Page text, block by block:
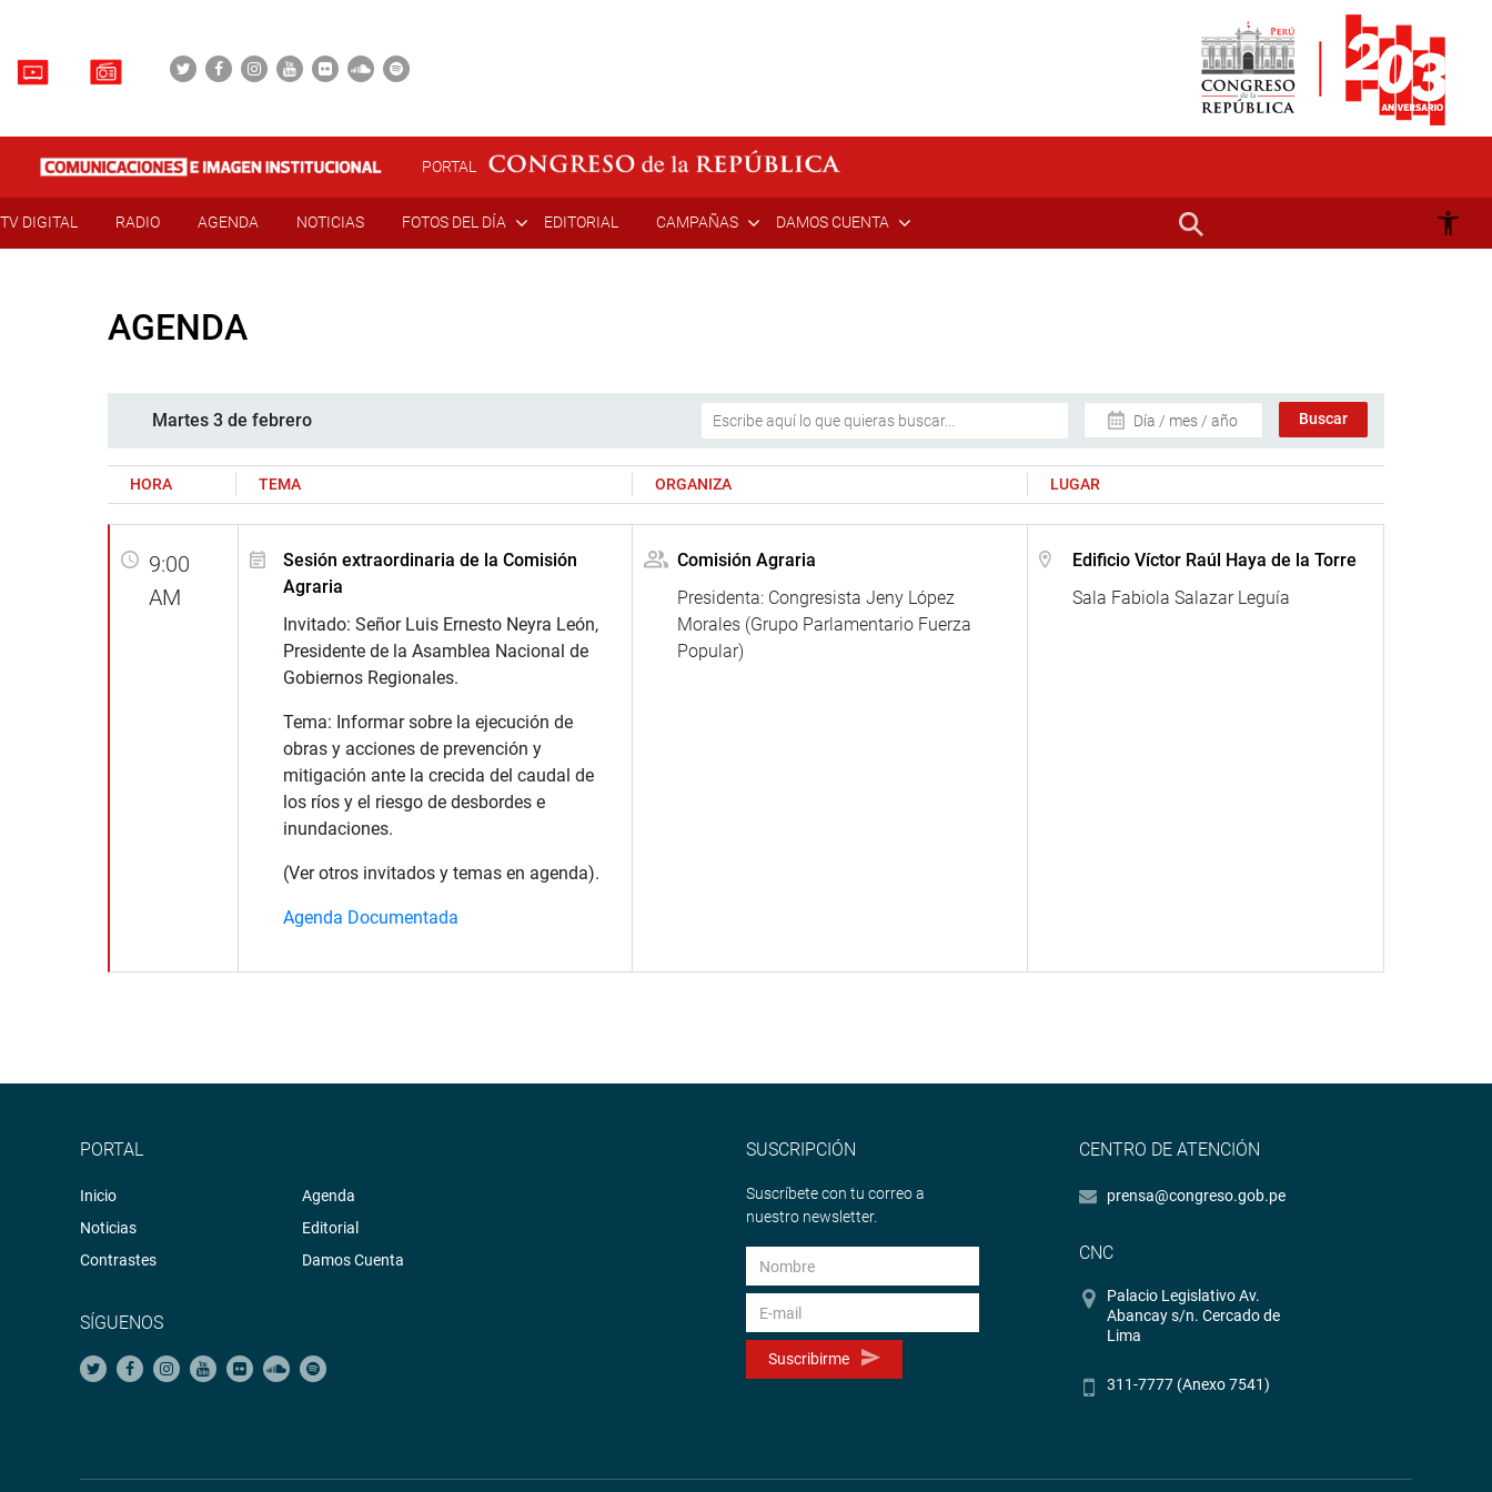
PORTAL
TV DIGITAL RADIO AGENDA NOTICIAS FOTOS DEL DÍA EDITORIAL CAMPAÑAS DAMOS CUENTA
AGENDA
Martes 3 de febrero Día / mes / año
HORA TEMA ORGANIZA LUGAR
9:00
AM
Sesión extraordinaria de la Comisión
Agraria
Invitado: Señor Luis Ernesto Neyra León,
Presidente de la Asamblea Nacional de
Gobiernos Regionales.
Tema: Informar sobre la ejecución de
obras y acciones de prevención y
mitigación ante la crecida del caudal de
los ríos y el riesgo de desbordes e
inundaciones.
(Ver otros invitados y temas en agenda).
Agenda Documentada
Comisión Agraria
Presidenta: Congresista Jeny López
Morales (Grupo Parlamentario Fuerza
Popular)
Edificio Víctor Raúl Haya de la Torre
Sala Fabiola Salazar Leguía
PORTAL
Inicio
Noticias
Contrastes
Agenda
Editorial
Damos Cuenta
SÍGUENOS
SUSCRIPCIÓN
Suscríbete con tu correo a
nuestro newsletter.
Suscribirme
CENTRO DE ATENCIÓN
prensa@congreso.gob.pe
CNC
Palacio Legislativo Av.
Abancay s/n. Cercado de
Lima
311-7777 (Anexo 7541)